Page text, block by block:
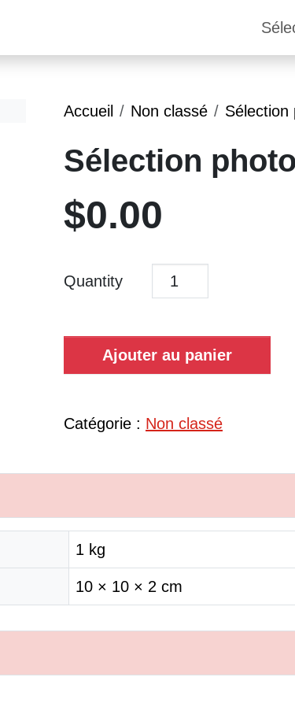
Accueil Non classé Sélection
Sélection
$0.00
Quantity
Ajouter au panier
Catégorie : Non classé
1 kg
10 × 10 × 2 cm